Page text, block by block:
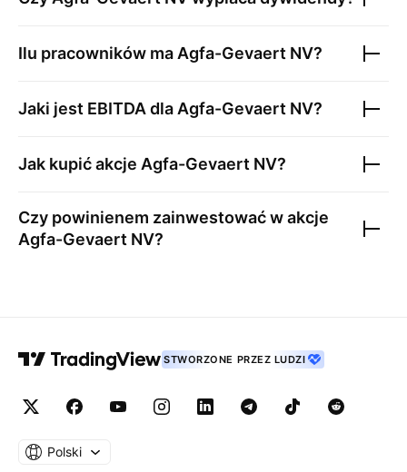
Ilu pracowników ma Agfa-Gevaert NV?
Jaki jest EBITDA dla Agfa-Gevaert NV?
Jak kupić akcje Agfa-Gevaert NV?
Czy powinienem zainwestować w akcje
Agfa-Gevaert NV?
STWORZONE PRZEZ LUDZI
Polski